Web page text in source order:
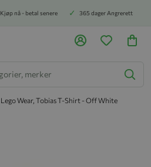
Kjøp nå - betal senere 365 dager Angrerett
Lego Wear, Tobias T-Shirt - Off White